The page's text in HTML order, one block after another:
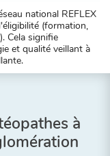
national REFLEX
(formation,
Cela signifie
et qualité veillant à
à